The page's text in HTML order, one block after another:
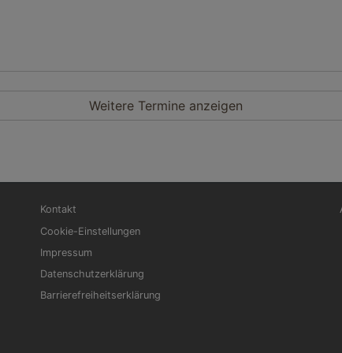
Weitere Termine anzeigen
Fußbereichsmenü
Kontakt
Cookie-Einstellungen
Impressum
Datenschutzerklärung
Barrierefreiheitserklärung